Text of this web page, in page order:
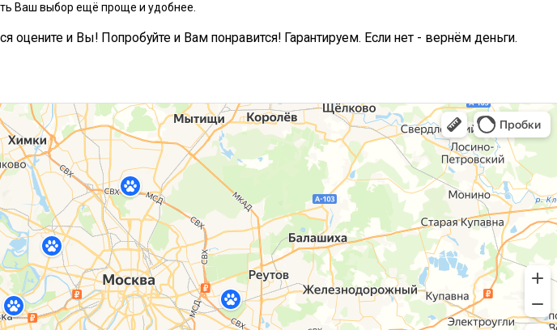
Ваш выбор ещё проще и удобнее.
оцените и Вы! Попробуйте и Вам понравится! Гарантируем. Если нет - вернём деньги.